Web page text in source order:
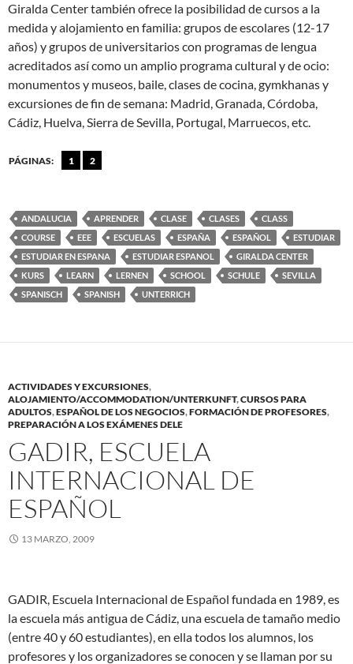
Giralda Center también ofrece la posibilidad de cursos a la
medida y alojamiento en familia: grupos de escolares (12-17
años) y grupos de universitarios con programas de lengua
acreditados así como un amplio programa cultural y de ocio:
monumentos y museos, baile, clases de cocina, gymkhanas y
excursiones de fin de semana: Madrid, Granada, Córdoba,
Cádiz, Huelva, Sierra de Sevilla, Portugal, Marruecos, etc.
PÁGINAS: 1 2
ANDALUCIA APRENDER CLASE CLASES
CLASS
COURSE
EEE ESCUELAS ESPAÑA ESPAÑOL
ESTUDIAR
ESTUDIAR EN ESPANA
ESTUDIAR ESPANOL
GIRALDA CENTER
KURS
LEARN LERNEN SCHOOL SCHULE
SEVILLA
SPANISCH
SPANISH UNTERRICH
ACTIVIDADES Y EXCURSIONES,
ALOJAMIENTO/ACCOMMODATION/UNTERKUNFT,CURSOS PARA
ADULTOS,ESPAÑOL DE LOS NEGOCIOS,FORMACIÓN DE PROFESORES,
PREPARACIÓN A LOS EXÁMENES DELE
GADIR, ESCUELA
INTERNACIONAL DE
ESPAÑOL
13 MARZO, 2009
GADIR, Escuela Internacional de Español fundada en 1989, es
la escuela más antigua de Cádiz, una escuela de tamaño medio
(entre 40 y 60 estudiantes), en ella todos los alumnos, los
profesores y los organizadores se conocen y se llaman por su